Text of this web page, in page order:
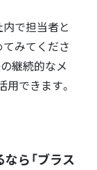
で担当者と
みてくださ
継続的なメ
できます。
ら「ブラス